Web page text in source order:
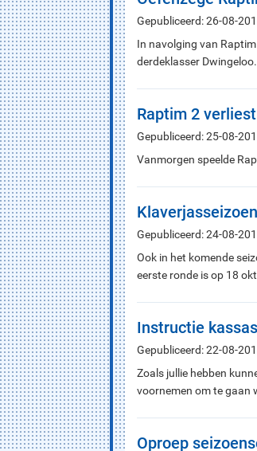
Gepubliceerd: 26-08-
In navolging van
derdeklasser Dwingeloo.
Raptim 2
Gepubliceerd: 25-08-
Vanmorgen speelde
Gepubliceerd: 24-08-
Ook in het komende
eerste ronde is op 18
Instructie
Gepubliceerd: 22-08-
Zoals jullie hebben
voornemen om te gaan
Oproep